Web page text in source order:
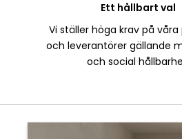
Ett hållbart val
Vi ställer höga krav på
och leverantörer gällande
och social